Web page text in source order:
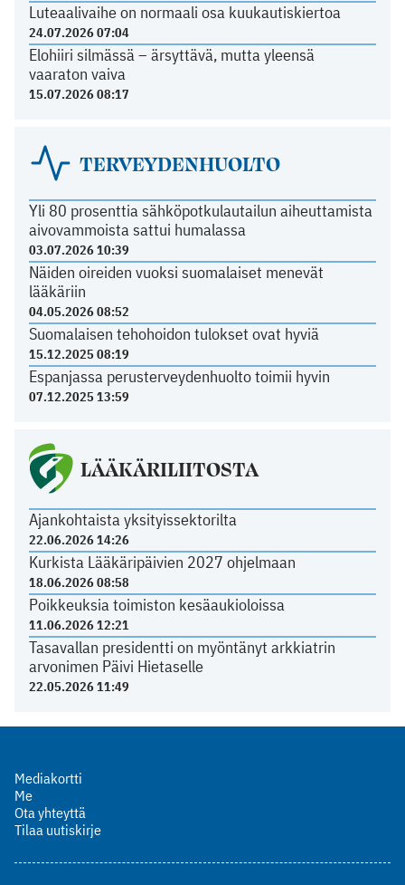
Luteaalivaihe on normaali osa kuukautiskiertoa
24.07.2026 07:04
Elohiiri silmässä – ärsyttävä, mutta yleensä
vaaraton vaiva
15.07.2026 08:17
TERVEYDENHUOLTO
Yli 80 prosenttia sähköpotkulautailun aiheuttamista
aivovammoista sattui humalassa
03.07.2026 10:39
Näiden oireiden vuoksi suomalaiset menevät
lääkäriin
04.05.2026 08:52
Suomalaisen tehohoidon tulokset ovat hyviä
15.12.2025 08:19
Espanjassa perusterveydenhuolto toimii hyvin
07.12.2025 13:59
LÄÄKÄRILIITOSTA
Ajankohtaista yksityissektorilta
22.06.2026 14:26
Kurkista Lääkäripäivien 2027 ohjelmaan
18.06.2026 08:58
Poikkeuksia toimiston kesäaukioloissa
11.06.2026 12:21
Tasavallan presidentti on myöntänyt arkkiatrin
arvonimen Päivi Hietaselle
22.05.2026 11:49
Mediakortti
Me
Ota yhteyttä
Tilaa uutiskirje